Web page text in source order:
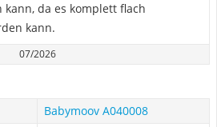
da es komplett flach
kann.
07/2026
Babymoov A040008